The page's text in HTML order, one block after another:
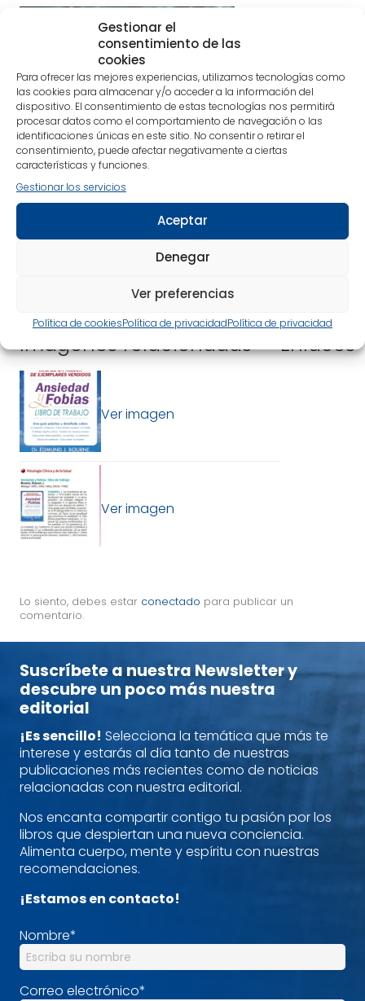
Gestionar el
consentimiento de las
cookies
Para ofrecer las mejores experiencias, utilizamos tecnologías como
las cookies para almacenar y/o acceder a la información del
dispositivo. El consentimiento de estas tecnologías nos permitirá
procesar datos como el comportamiento de navegación o las
identificaciones únicas en este sitio. No consentir o retirar el
consentimiento, puede afectar negativamente a ciertas
características y funciones.
Gestionar los servicios
Aceptar
Denegar
Ver preferencias
Política de cookiesPolítica de privacidadPolítica de privacidad
Imágenes relacionadas
Ver imagen
Ver imagen
Enlaces
Lo siento, debes estar conectado para publicar un
comentario.
Suscríbete a nuestra Newsletter y
descubre un poco más nuestra
editorial
¡Es sencillo! Selecciona la temática que más te
interese y estarás al día tanto de nuestras
publicaciones más recientes como de noticias
relacionadas con nuestra editorial.
Nos encanta compartir contigo tu pasión por los
libros que despiertan una nueva conciencia.
Alimenta cuerpo, mente y espíritu con nuestras
recomendaciones.
¡Estamos en contacto!
Nombre*
Correo electrónico*